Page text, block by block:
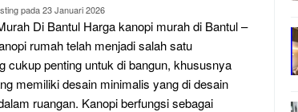
pada23 Januari 2026
Di Bantul Harga kanopi murah di Bantul –
rumah telah menjadi salah satu
cukup penting untuk di bangun, khususnya
memiliki desain minimalis yang di desain
ruangan. Kanopi berfungsi sebagai